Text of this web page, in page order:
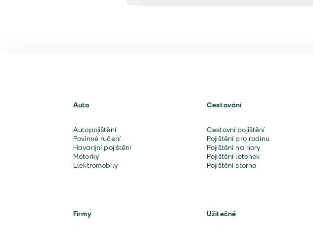
Auto
Autopojištění
Povinné ručení
Havarijní pojištění
Motorky
Elektromobily
Cestování
Cestovní pojištění
Pojištění pro rodinu
Pojištění na hory
Pojištění letenek
Pojištění storna
Firmy Užitečné